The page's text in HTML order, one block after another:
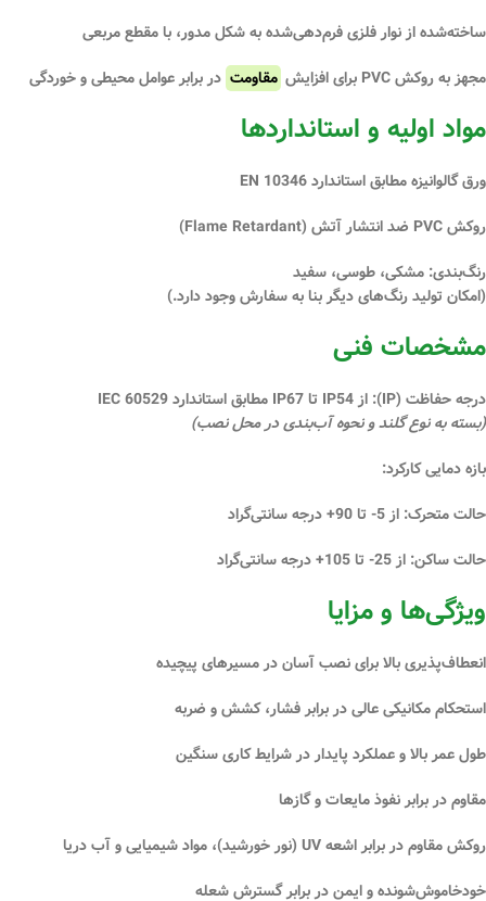
ساخته‌شده ازنوار فلزی فرم‌دهی‌شدهبه شکل مدور، بامقطع مربعی
مجهز بهروکش PVC برای افزایش مقاومت در برابر عوامل محیطی و خوردگی
مواد اولیه و استانداردها
ورقگالوانیزهمطابق استانداردEN 10346
روکشPVC ضد انتشار آتش
(Flame Retardant)
رنگ‌بندی: مشکی، طوسی، سفید
(امکان تولید رنگ‌های دیگر بنا به سفارش وجود دارد.)
مشخصات فنی
درجه حفاظت (IP): ازIP54 تا IP67 مطابق استانداردIEC 60529
(بسته به نوع گلند و نحوه آب‌بندی در محل نصب)
بازه دمایی کارکرد:
حالت متحرک: از 5- تا 90+ درجه سانتی‌گراد
حالت ساکن: از 25- تا 105+ درجه سانتی‌گراد
ویژگی‌ها و مزایا
انعطاف‌پذیری بالابرای نصب آسان در مسیرهای پیچیده
استحکام مکانیکی عالیدر برابر فشار، کشش و ضربه
طول عمر بالاو عملکرد پایدار در شرایط کاری سنگین
مقاوم در برابرنفوذ مایعات و گازها
روکش مقاوم در برابراشعه UV (نور خورشید) ، مواد شیمیاییوآب دریا
خودخاموش‌شوندهو ایمن در برابر گسترش شعله